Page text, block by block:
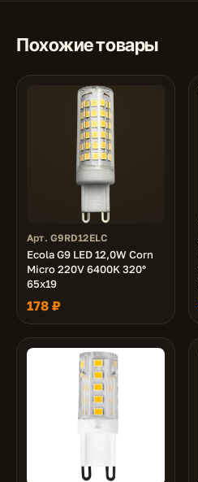
Похожие товары
Арт. G9RD12ELC
Ecola G9 LED 12,0W Corn
Micro 220V 6400K 320°
65x19
178 ₽